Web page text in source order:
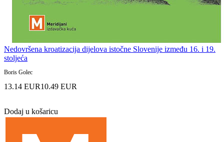
Nedovršena kroatizacija dijelova istočne Slovenije između 16. i 19.
stoljeća
Boris Golec
13.14 EUR10.49 EUR
Dodaj u košaricu